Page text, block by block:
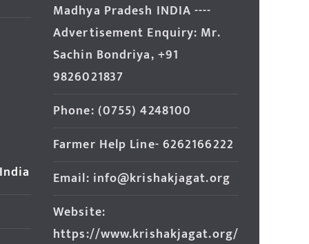
Madhya Pradesh INDIA ----
Advertisement Enquiry: Mr.
Sachin Bondriya, +91
9826021837
Phone: (0755) 4248100
Farmer Help Line- 6262166222
Email: info@krishakjagat.org
Website:
https://www.krishakjagat.org/